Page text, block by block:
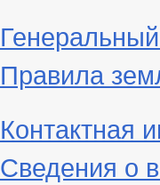
Правила
Контактная
Сведения о